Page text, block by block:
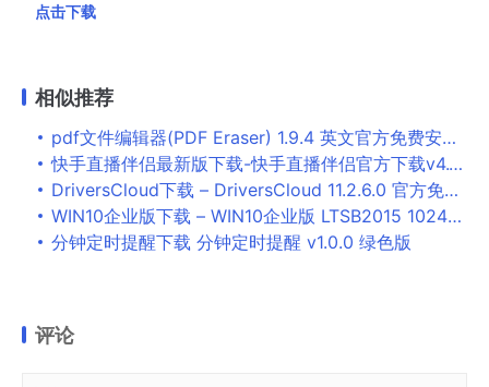
点击下载
相似推荐
pdf文件编辑器(PDF Eraser) 1.9.4 英文官方免费安装版
快手直播伴侣最新版下载-快手直播伴侣官方下载v4.11.20.359
DriversCloud下载 – DriversCloud 11.2.6.0 官方免费版
WIN10企业版下载 – WIN10企业版 LTSB2015 10240.18666 X86 32位纯净无更新精简版
分钟定时提醒下载 分钟定时提醒 v1.0.0 绿色版
评论